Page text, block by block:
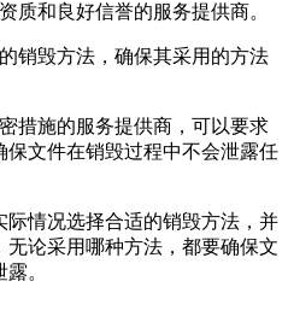
质和良好信誉的服务提供商。
销毁方法，确保其采用的方法
措施的服务提供商，可以要求
文件在销毁过程中不会泄露任
情况选择合适的销毁方法，并
论采用哪种方法，都要确保文
。